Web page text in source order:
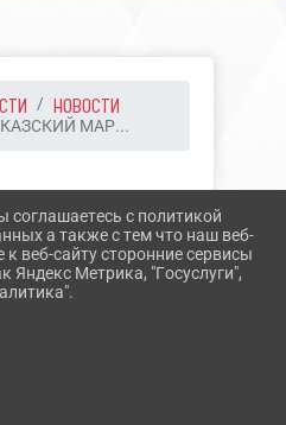
НОВОСТИ
МАР...
с политикой
а также с тем что наш веб-
веб-сайту сторонние сервисы
Яндекс Метрика, "Госуслуги",